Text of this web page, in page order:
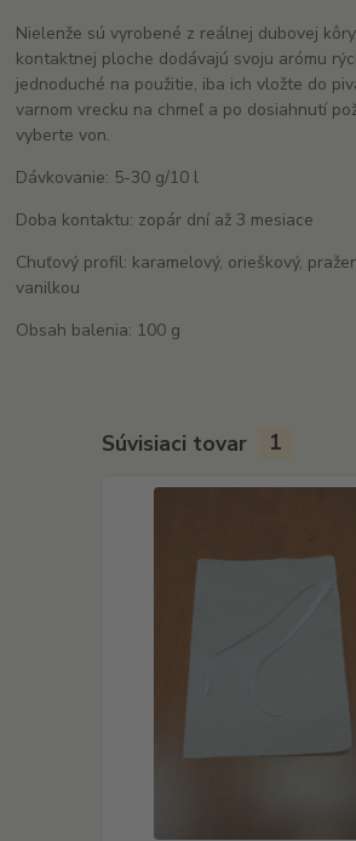
Nielenže sú vyrobené z reálnej dubovej
kontaktnej ploche dodávajú svoju arómu
jednoduché na použitie, iba ich vložte do
varnom vrecku na chmeľ a po dosiahnutí
vyberte von.
Dávkovanie: 5-30 g/10 l
Doba kontaktu: zopár dní až 3 mesiace
Chuťový profil: karamelový, orieškový,
vanilkou
Obsah balenia: 100 g
Súvisiaci tovar 1